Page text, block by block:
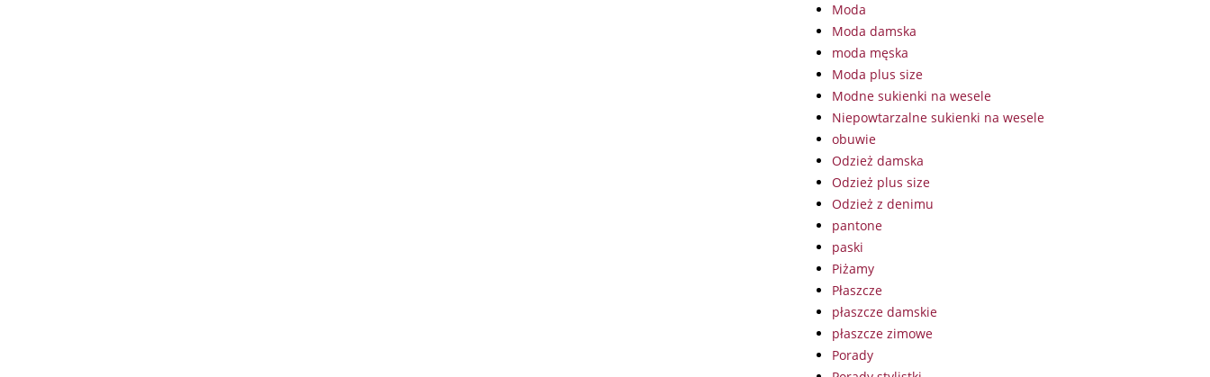
Moda
Moda damska
moda męska
Moda plus size
Modne sukienki na wesele
Niepowtarzalne sukienki na wesele
obuwie
Odzież damska
Odzież plus size
Odzież z denimu
pantone
paski
Piżamy
Płaszcze
płaszcze damskie
płaszcze zimowe
Porady